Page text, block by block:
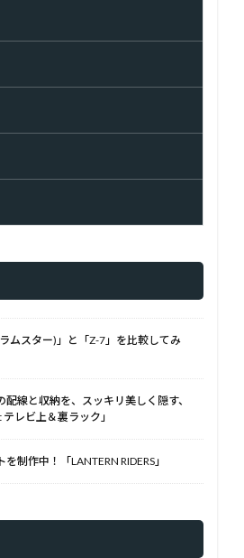
ムスター)」と「Z-7」を比較してみ
配線と収納を、スッキリ美しく隠す、
レビ上＆裏ラック」
制作中！「LANTERN RIDERS」